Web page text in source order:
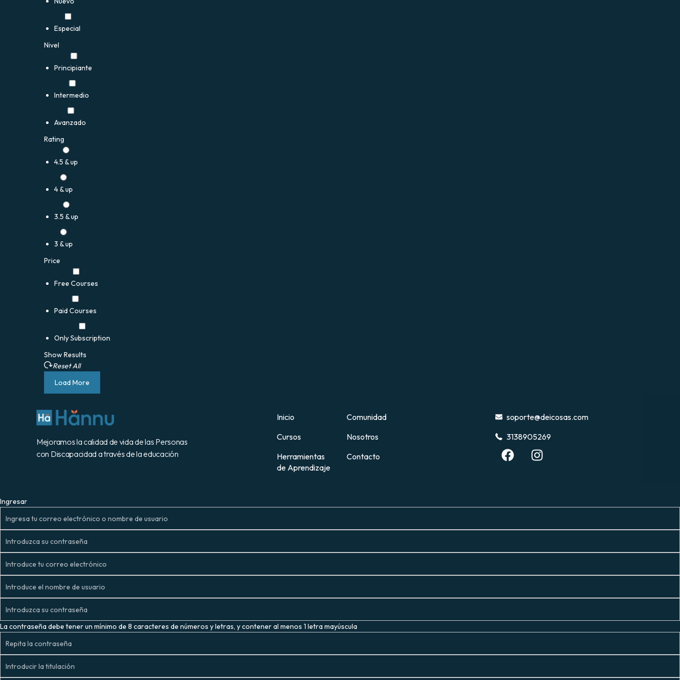
Especial
Nivel
Principiante
Intermedio
Avanzado
Rating
4.5 & up
4 & up
3.5 & up
3 & up
Price
Free Courses
Paid Courses
Only Subscription
Show Results
Reset All
Load More
Mejoramos la calidad de vida de las Personas
con Discapacidad a través de la educación
Inicio
Cursos
Herramientas
de Aprendizaje
Comunidad
Nosotros
Contacto
soporte@deicosas.com
3138905269
Ingresar
La contraseña debe tener un mínimo de 8 caracteres de números y letras, y contener al menos 1 letra mayúscula